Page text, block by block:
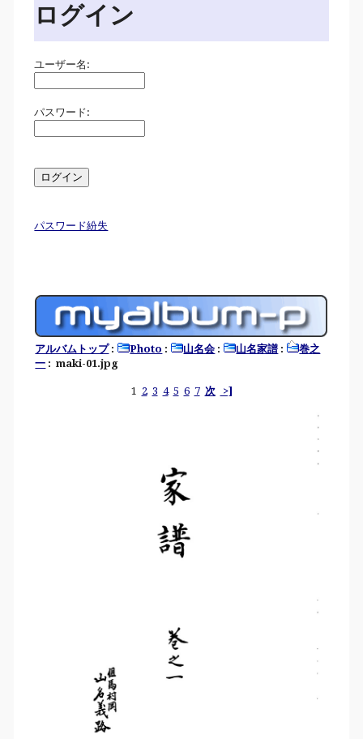
ログイン
ユーザー名:
パスワード:
パスワード紛失
アルバムトップ: Photo : 山名会 : 山名家譜 :
巻之
一 : maki-01.jpg
1 2 3 4 5 6 7 次 >]